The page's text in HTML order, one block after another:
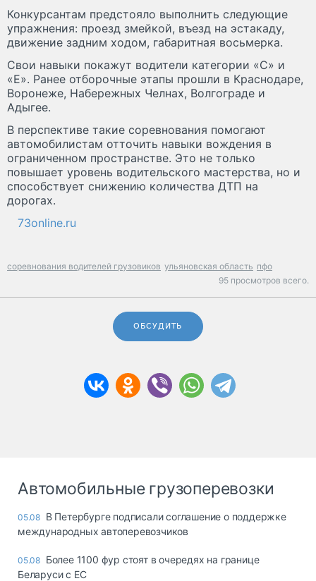
Конкурсантам предстояло выполнить следующие
упражнения: проезд змейкой, въезд на эстакаду,
движение задним ходом, габаритная восьмерка.
Свои навыки покажут водители категории «С» и
«Е». Ранее отборочные этапы прошли в Краснодаре,
Воронеже, Набережных Челнах, Волгограде и
Адыгее.
В перспективе такие соревнования помогают
автомобилистам отточить навыки вождения в
ограниченном пространстве. Это не только
повышает уровень водительского мастерства, но и
способствует снижению количества ДТП на
дорогах.
73online.ru
соревнования водителей грузовиков ульяновская область пфо
95 просмотров всего.
ОБСУДИТЬ
Автомобильные грузоперевозки
05.08 В Петербурге подписали соглашение о поддержке
международных автоперевозчиков
05.08 Более 1100 фур стоят в очередях на границе
Беларуси с ЕС